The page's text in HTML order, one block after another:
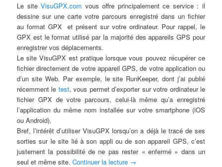
Le siteVisuGPX.com vous offre principalement ce service : il
dessine sur une carte votre parcours enregistré dans un fichier
au format GPX et présent sur votre ordinateur. Pour rappel, le
GPX est le format utilisé par la majorité des appareils GPS pour
enregistrer vos déplacements.
Le site VisuGPX est pratique lorsque vous pouvez récupérer ce
fichier directement de votre appareil GPS, de votre application ou
d’un site Web. Par exemple, le site RunKeeper, dont j’ai publié
récemment le test, vous permet d’exporter sur votre ordinateur le
fichier GPX de votre parcours, celui-là même qu’a enregistré
l’application du même nom installée sur votre smartphone (iOS
ou Android).
Bref, l’intérêt d’utiliser VisuGPX lorsqu’on a déjà le tracé de ses
sorties sur le site lié à son appli ou de son appareil GPS, c’est
justement la possibilité de ne pas rester « enfermé » dans un
seul et même site.Continuer la lecture →